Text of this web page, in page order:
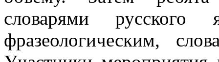
словарями русского
фразеологическим,